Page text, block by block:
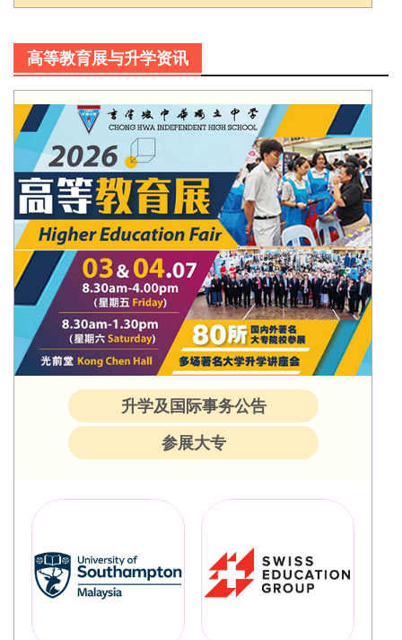
高等教育展与升学资讯
升学及国际事务公告
参展大专